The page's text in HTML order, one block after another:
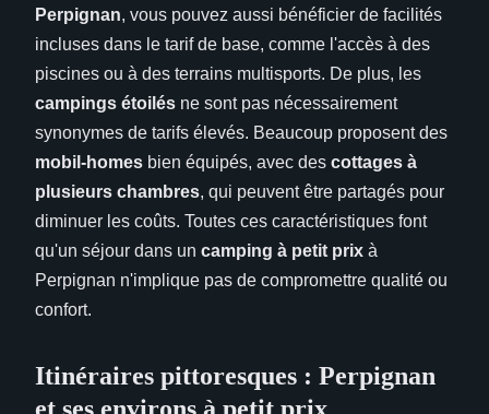
Perpignan, vous pouvez aussi bénéficier de facilités
incluses dans le tarif de base, comme l'accès à des
piscines ou à des terrains multisports. De plus, les
campings étoilés ne sont pas nécessairement
synonymes de tarifs élevés. Beaucoup proposent des
mobil-homes bien équipés, avec des cottages à
plusieurs chambres, qui peuvent être partagés pour
diminuer les coûts. Toutes ces caractéristiques font
qu'un séjour dans un camping à petit prix à
Perpignan n'implique pas de compromettre qualité ou
confort.
Itinéraires pittoresques : Perpignan
et ses environs à petit prix